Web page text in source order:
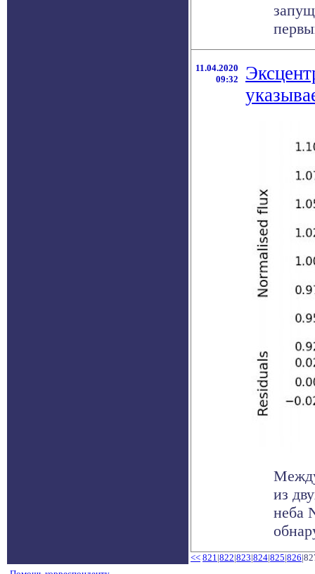
11.04.2020
09:32
из
неба
<< 821|822|823|824|825|826